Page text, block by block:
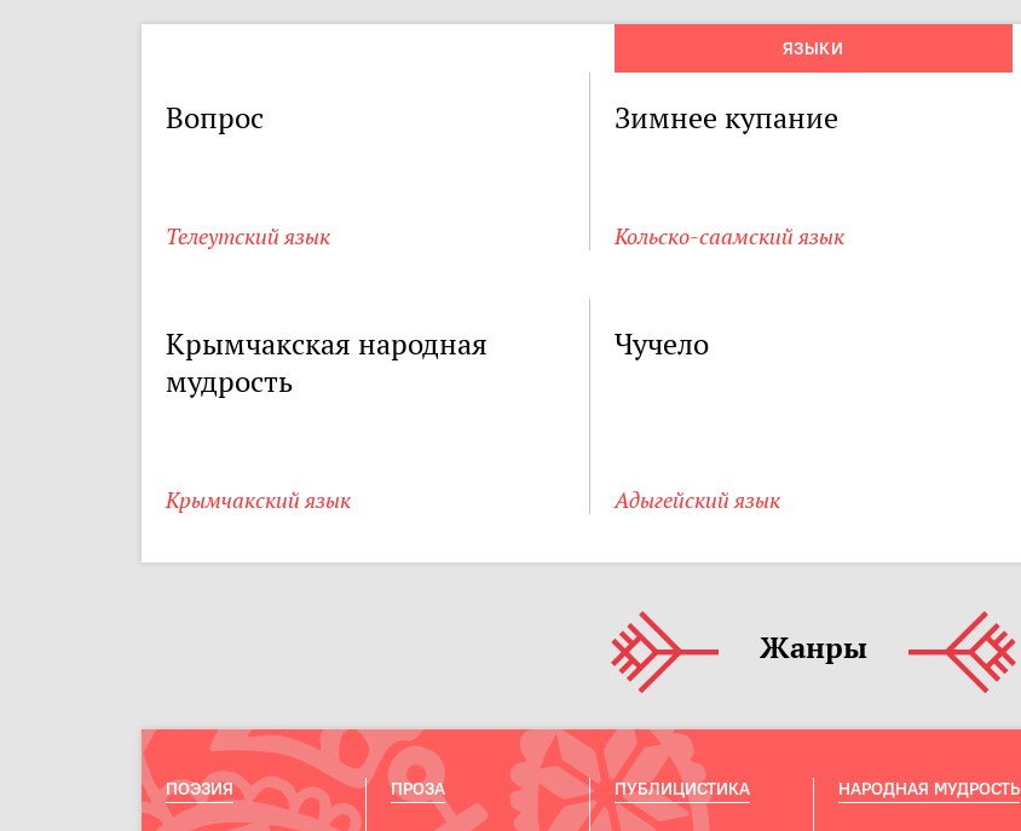
ЯЗЫКИ
Вопрос
Телеутский язык
Зимнее купание
Кольско-саамский язык
Крымчакская народная
мудрость
Крымчакский язык
Чучело
Адыгейский язык
Жанры
ПОЭЗИЯ ПРОЗА ПУБЛИЦИСТИКА НАРОДНАЯ МУДРОСТЬ